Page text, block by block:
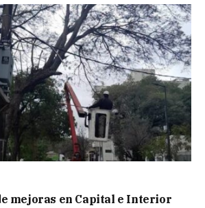
mejoras en Capital e Interior